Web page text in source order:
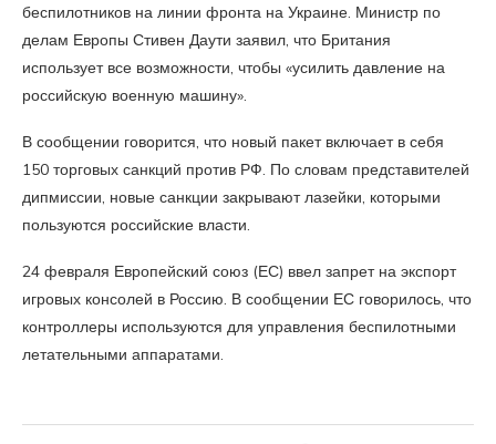
беспилотников на линии фронта на Украине. Министр по
делам Европы Стивен Даути заявил, что Британия
использует все возможности, чтобы «усилить давление на
российскую военную машину».
В сообщении говорится, что новый пакет включает в себя
150 торговых санкций против РФ. По словам представителей
дипмиссии, новые санкции закрывают лазейки, которыми
пользуются российские власти.
24 февраля Европейский союз (ЕС) ввел запрет на экспорт
игровых консолей в Россию. В сообщении ЕС говорилось, что
контроллеры используются для управления беспилотными
летательными аппаратами.